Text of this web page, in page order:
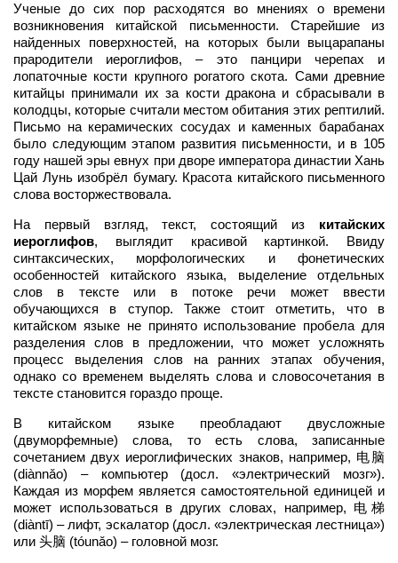
Ученые до сих пор расходятся во мнениях о времени
возникновения китайской письменности. Старейшие из
найденных поверхностей, на которых были выцарапаны
прародители иероглифов, – это панцири черепах и
лопаточные кости крупного рогатого скота. Сами древние
китайцы принимали их за кости дракона и сбрасывали в
колодцы, которые считали местом обитания этих рептилий.
Письмо на керамических сосудах и каменных барабанах
было следующим этапом развития письменности, и в 105
году нашей эры евнух при дворе императора династии Хань
Цай Лунь изобрёл бумагу. Красота китайского письменного
слова восторжествовала.
На первый взгляд, текст, состоящий из китайских
иероглифов, выглядит красивой картинкой. Ввиду
синтаксических, морфологических и фонетических
особенностей китайского языка, выделение отдельных
слов в тексте или в потоке речи может ввести
обучающихся в ступор. Также стоит отметить, что в
китайском языке не принято использование пробела для
разделения слов в предложении, что может усложнять
процесс выделения слов на ранних этапах обучения,
однако со временем выделять слова и словосочетания в
тексте становится гораздо проще.
В китайском языке преобладают двусложные
(двуморфемные) слова, то есть слова, записанные
сочетанием двух иероглифических знаков, например, 电脑
(diànnǎo) – компьютер (досл. «электрический мозг»).
Каждая из морфем является самостоятельной единицей и
может использоваться в других словах, например, 电梯
(diàntī) – лифт, эскалатор (досл. «электрическая лестница»)
или 头脑 (tóunǎo) – головной мозг.